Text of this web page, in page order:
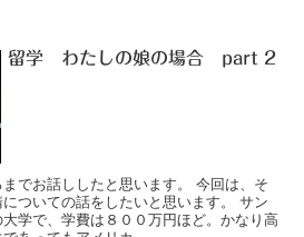
留学 わたしの娘の場合 part 2
でお話ししたと思います。 今回は、そ
ついての話をしたいと思います。 サン
学で、学費は８００万円ほど。かなり高